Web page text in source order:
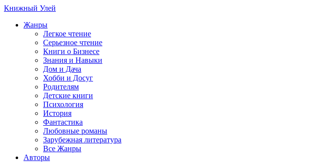
Книжный Улей
Жанры
Легкое чтение
Серьезное чтение
Книги о Бизнесе
Знания и Навыки
Дом и Дача
Хобби и Досуг
Родителям
Детские книги
Психология
История
Фантастика
Любовные романы
Зарубежная литература
Все Жанры
Авторы